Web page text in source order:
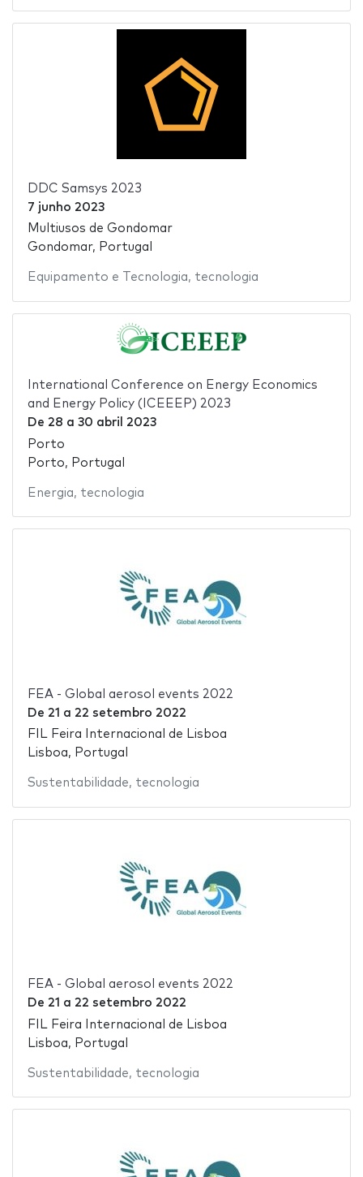
DDC Samsys 2023
7 junho 2023
Multiusos de Gondomar
Gondomar, Portugal
Equipamento e Tecnologia, tecnologia
International Conference on Energy Economics
and Energy Policy (ICEEEP) 2023
De 28 a 30 abril 2023
Porto
Porto, Portugal
Energia, tecnologia
FEA - Global aerosol events 2022
De 21 a 22 setembro 2022
FIL Feira Internacional de Lisboa
Lisboa, Portugal
Sustentabilidade, tecnologia
FEA - Global aerosol events 2022
De 21 a 22 setembro 2022
FIL Feira Internacional de Lisboa
Lisboa, Portugal
Sustentabilidade, tecnologia